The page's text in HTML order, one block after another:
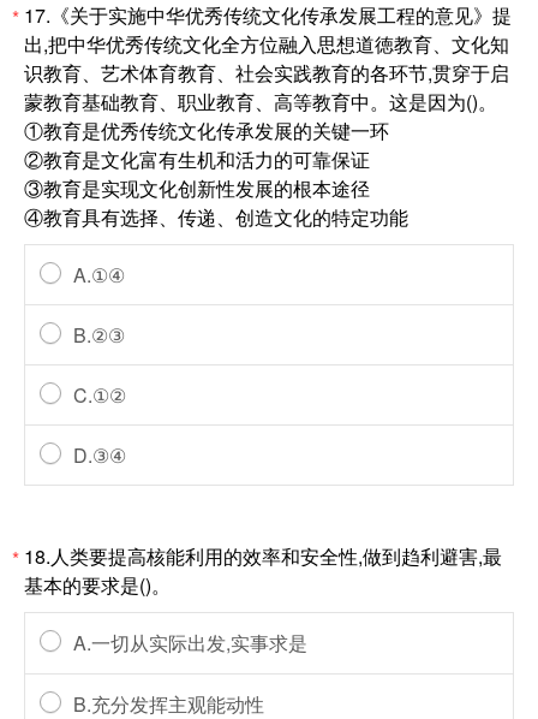
* 17.《关于实施中华优秀传统文化传承发展工程的意见》提
出,把中华优秀传统文化全方位融入思想道徳教育、文化知
识教育、艺术体育教育、社会实践教育的各环节,贯穿于启
蒙教育基础教育、职业教育、高等教育中。这是因为()。
①教育是优秀传统文化传承发展的关键一环
②教育是文化富有生机和活力的可靠保证
③教育是实现文化创新性发展的根本途径
④教育具有选择、传递、创造文化的特定功能
A.①④
B.②③
C.①②
D.③④
* 18.人类要提高核能利用的效率和安全性,做到趋利避害,最
基本的要求是()。
A.一切从实际出发,实事求是
B.充分发挥主观能动性